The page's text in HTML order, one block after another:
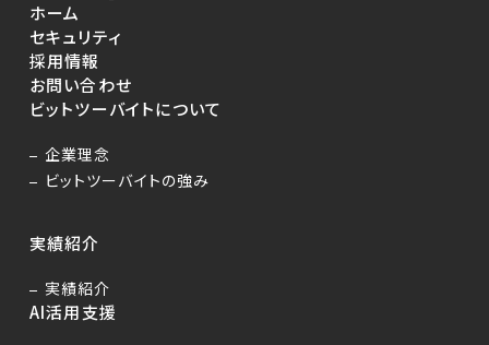
ホーム
セキュリティ
採用情報
お問い合わせ
ビットツーバイトについて
企業理念
ビットツーバイトの強み
実績紹介
実績紹介
AI活用支援